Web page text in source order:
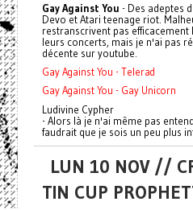
Gay Against You - Des adeptes
Devo et Atari teenage riot.
restranscrivent pas
leurs concerts, mais je n'ai pas
décente sur youtube.
Gay Against You - Telerad
Gay Against You - Gay Unicorn
Ludivine Cypher
- Alors là je n'ai même pas
faudrait que je sois un peu plus
LUN 10 NOV //
TIN CUP